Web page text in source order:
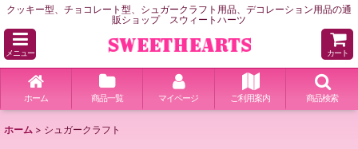
クッキー型、チョコレート型、シュガークラフト用品、デコレーション用品の通
販ショップ スウィートハーツ
メニュー カート
ホーム 商品一覧 マイページ ご利用案内 商品検索
ホーム > シュガークラフト